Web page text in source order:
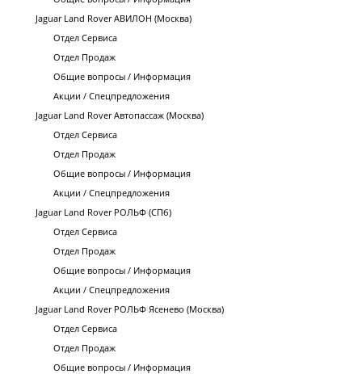
Jaguar Land Rover АВИЛОН (Москва)
Отдел Сервиса
Отдел Продаж
Общие вопросы / Информация
Акции / Спецпредложения
Jaguar Land Rover Автопассаж (Москва)
Отдел Сервиса
Отдел Продаж
Общие вопросы / Информация
Акции / Спецпредложения
Jaguar Land Rover РОЛЬФ (СПб)
Отдел Сервиса
Отдел Продаж
Общие вопросы / Информация
Акции / Спецпредложения
Jaguar Land Rover РОЛЬФ Ясенево (Москва)
Отдел Сервиса
Отдел Продаж
Общие вопросы / Информация